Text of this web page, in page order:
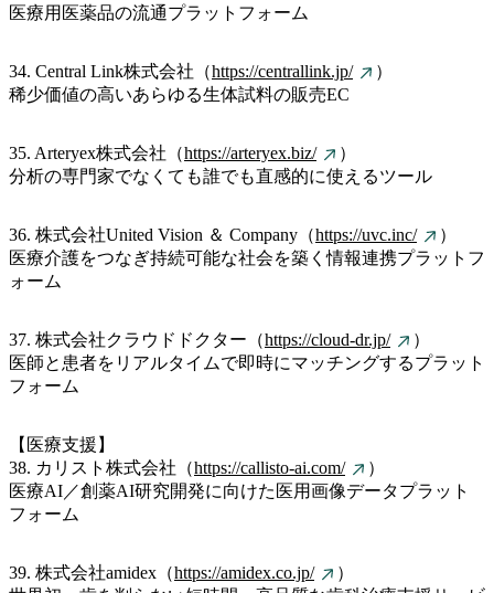
医療用医薬品の流通プラットフォーム
34. Central Link株式会社（https://centrallink.jp/
）
稀少価値の高いあらゆる生体試料の販売EC
35. Arteryex株式会社（https://arteryex.biz/
）
分析の専門家でなくても誰でも直感的に使えるツール
36. 株式会社United Vision ＆ Company（https://uvc.inc/
）
医療介護をつなぎ持続可能な社会を築く情報連携プラットフ
ォーム
37. 株式会社クラウドドクター（https://cloud-dr.jp/
）
医師と患者をリアルタイムで即時にマッチングするプラット
フォーム
【医療支援】
38. カリスト株式会社（https://callisto-ai.com/
）
医療AI／創薬AI研究開発に向けた医用画像データプラット
フォーム
39. 株式会社amidex（https://amidex.co.jp/
）